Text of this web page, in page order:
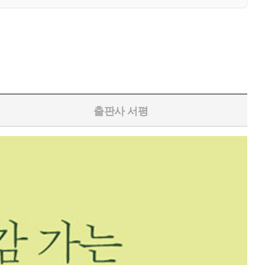
출판사 서평